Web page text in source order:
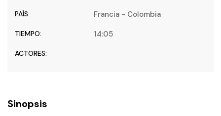
PAÍS: Francia - Colombia
TIEMPO: 14:05
ACTORES:
Sinopsis